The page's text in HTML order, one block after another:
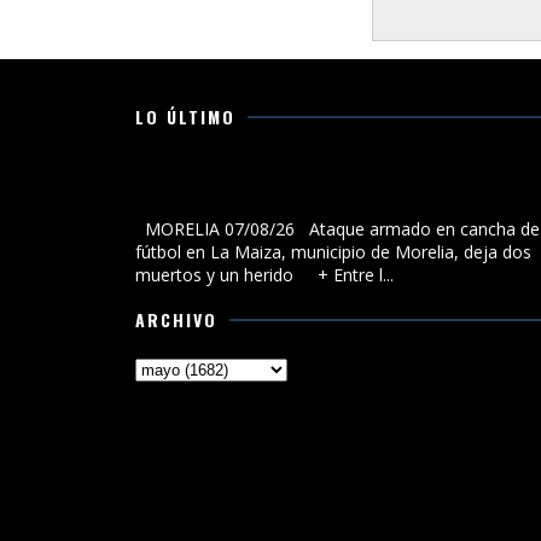
LO ÚLTIMO
MORELIA 07/08/26 Ataque armado en cancha de
fútbol en La Maiza, municipio de Morelia, deja dos
muertos y un herido + Entre l...
ARCHIVO